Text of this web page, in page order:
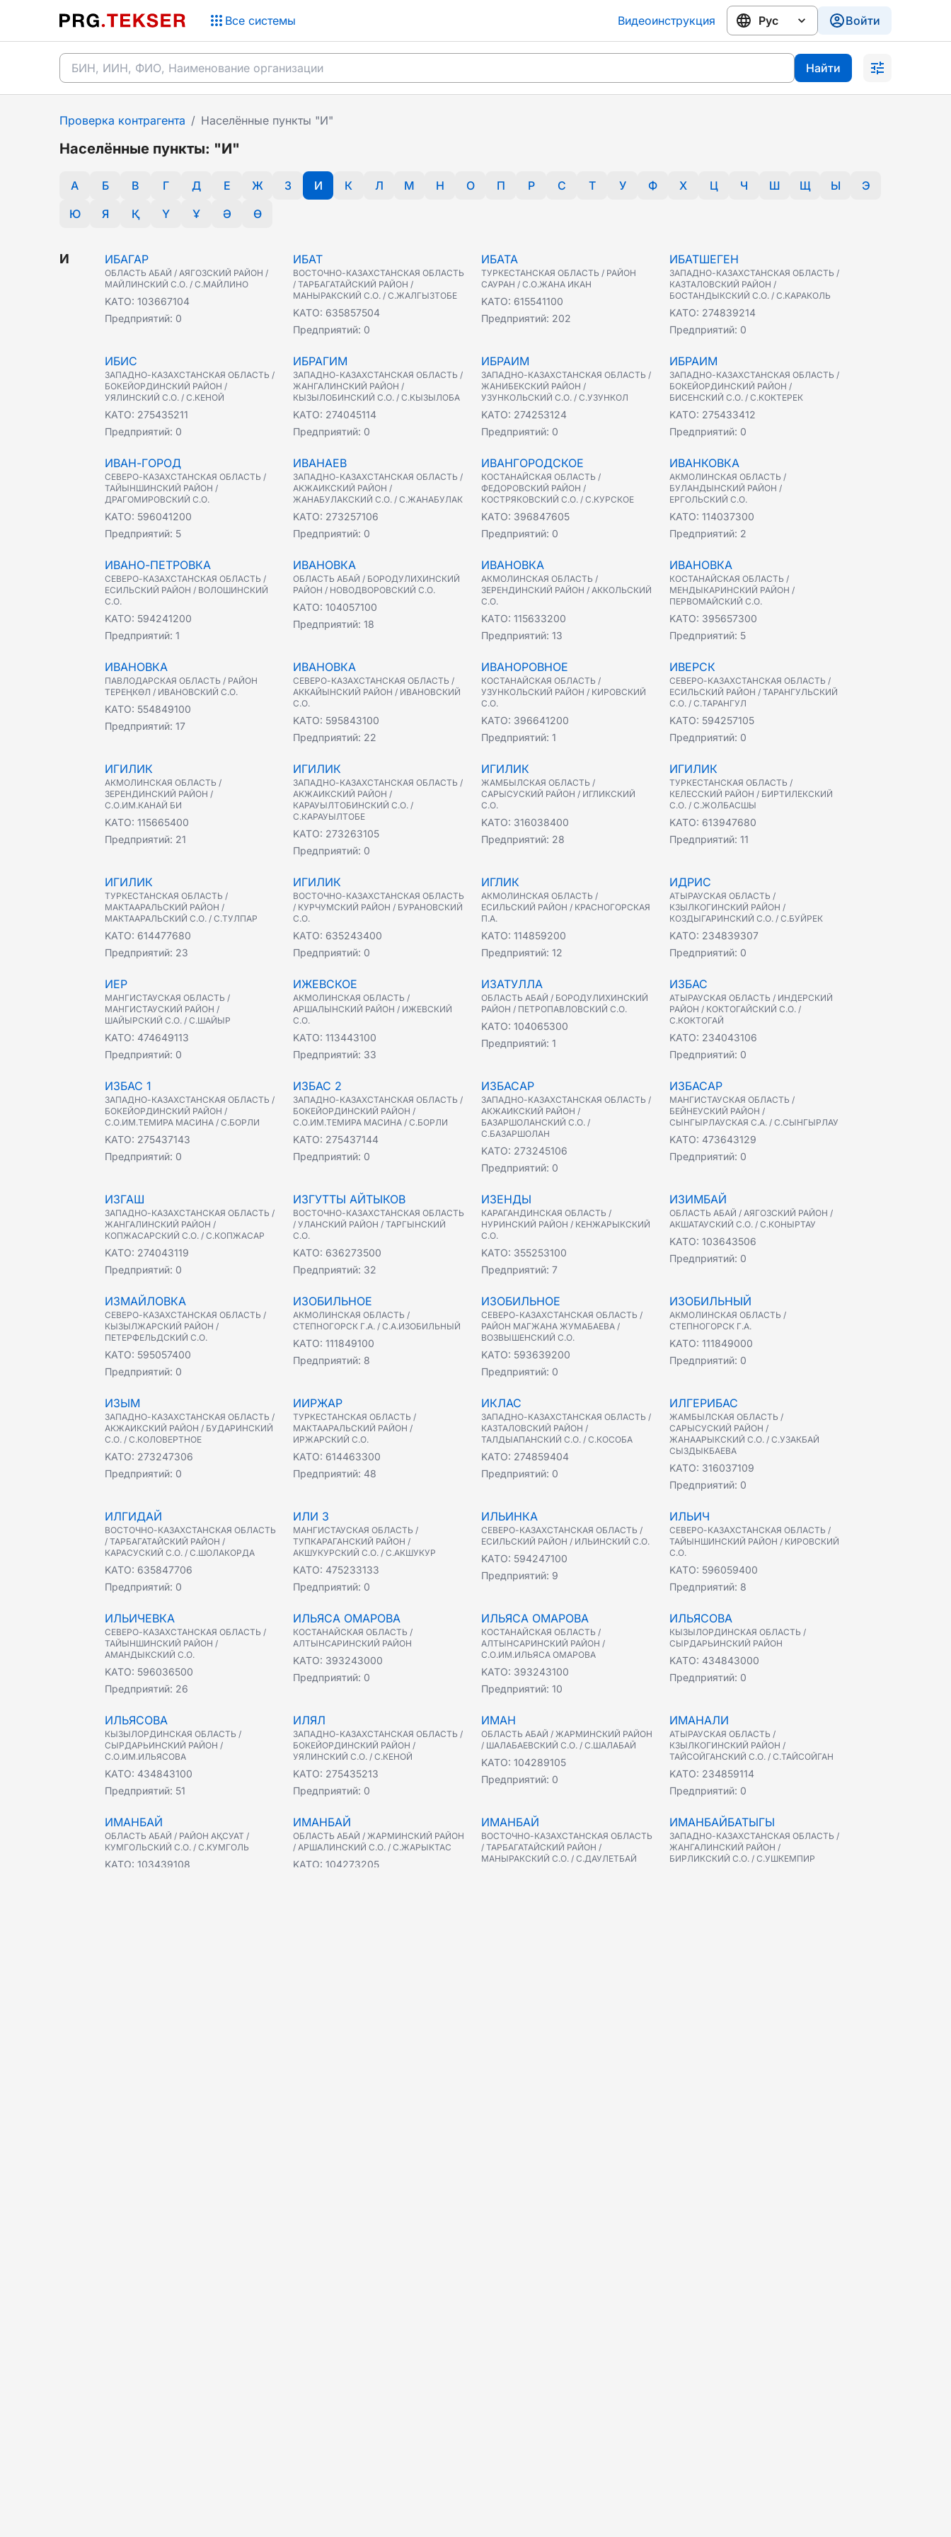
Все системы Видеоинструкция Войти
Найти
Проверка контрагента / Населённые пункты "И"
Населённые пункты: "И"
А Б В Г Д Е Ж З И К Л М Н О П Р С Т У Ф Х Ц Ч Ш Щ Ы
Э
Ю
Я Қ Ү Ұ Ә Ө
И ИБАГАР
ОБЛАСТЬ АБАЙ / АЯГОЗСКИЙ РАЙОН /
МАЙЛИНСКИЙ С.О. / С.МАЙЛИНО
KATO: 103667104
Предприятий: 0
ИБАТ
ВОСТОЧНО-КАЗАХСТАНСКАЯ ОБЛАСТЬ
/ ТАРБАГАТАЙСКИЙ РАЙОН /
МАНЫРАКСКИЙ С.О. / С.ЖАЛГЫЗТОБЕ
KATO: 635857504
Предприятий: 0
ИБАТА
ТУРКЕСТАНСКАЯ ОБЛАСТЬ / РАЙОН
САУРАН / С.О.ЖАНА ИКАН
KATO: 615541100
Предприятий: 202
ИБАТШЕГЕН
ЗАПАДНО-КАЗАХСТАНСКАЯ ОБЛАСТЬ /
КАЗТАЛОВСКИЙ РАЙОН /
БОСТАНДЫКСКИЙ С.О. / С.КАРАКОЛЬ
KATO: 274839214
Предприятий: 0
ИБИС
ЗАПАДНО-КАЗАХСТАНСКАЯ ОБЛАСТЬ /
БОКЕЙОРДИНСКИЙ РАЙОН /
УЯЛИНСКИЙ С.О. / С.КЕНОЙ
KATO: 275435211
Предприятий: 0
ИБРАГИМ
ЗАПАДНО-КАЗАХСТАНСКАЯ ОБЛАСТЬ /
ЖАНГАЛИНСКИЙ РАЙОН /
КЫЗЫЛОБИНСКИЙ С.О. / С.КЫЗЫЛОБА
KATO: 274045114
Предприятий: 0
ИБРАИМ
ЗАПАДНО-КАЗАХСТАНСКАЯ ОБЛАСТЬ /
ЖАНИБЕКСКИЙ РАЙОН /
УЗУНКОЛЬСКИЙ С.О. / С.УЗУНКОЛ
KATO: 274253124
Предприятий: 0
ИБРАИМ
ЗАПАДНО-КАЗАХСТАНСКАЯ ОБЛАСТЬ /
БОКЕЙОРДИНСКИЙ РАЙОН /
БИСЕНСКИЙ С.О. / С.КОКТЕРЕК
KATO: 275433412
Предприятий: 0
ИВАН-ГОРОД
СЕВЕРО-КАЗАХСТАНСКАЯ ОБЛАСТЬ /
ТАЙЫНШИНСКИЙ РАЙОН /
ДРАГОМИРОВСКИЙ С.О.
KATO: 596041200
Предприятий: 5
ИВАНАЕВ
ЗАПАДНО-КАЗАХСТАНСКАЯ ОБЛАСТЬ /
АКЖАИКСКИЙ РАЙОН /
ЖАНАБУЛАКСКИЙ С.О. / С.ЖАНАБУЛАК
KATO: 273257106
Предприятий: 0
ИВАНГОРОДСКОЕ
КОСТАНАЙСКАЯ ОБЛАСТЬ /
ФЕДОРОВСКИЙ РАЙОН /
КОСТРЯКОВСКИЙ С.О. / С.КУРСКОЕ
KATO: 396847605
Предприятий: 0
ИВАНКОВКА
АКМОЛИНСКАЯ ОБЛАСТЬ /
БУЛАНДЫНСКИЙ РАЙОН /
ЕРГОЛЬСКИЙ С.О.
KATO: 114037300
Предприятий: 2
ИВАНО-ПЕТРОВКА
СЕВЕРО-КАЗАХСТАНСКАЯ ОБЛАСТЬ /
ЕСИЛЬСКИЙ РАЙОН / ВОЛОШИНСКИЙ
С.О.
KATO: 594241200
Предприятий: 1
ИВАНОВКА
ОБЛАСТЬ АБАЙ / БОРОДУЛИХИНСКИЙ
РАЙОН / НОВОДВОРОВСКИЙ С.О.
KATO: 104057100
Предприятий: 18
ИВАНОВКА
АКМОЛИНСКАЯ ОБЛАСТЬ /
ЗЕРЕНДИНСКИЙ РАЙОН / АККОЛЬСКИЙ
С.О.
KATO: 115633200
Предприятий: 13
ИВАНОВКА
КОСТАНАЙСКАЯ ОБЛАСТЬ /
МЕНДЫКАРИНСКИЙ РАЙОН /
ПЕРВОМАЙСКИЙ С.О.
KATO: 395657300
Предприятий: 5
ИВАНОВКА
ПАВЛОДАРСКАЯ ОБЛАСТЬ / РАЙОН
ТЕРЕҢКӨЛ / ИВАНОВСКИЙ С.О.
KATO: 554849100
Предприятий: 17
ИВАНОВКА
СЕВЕРО-КАЗАХСТАНСКАЯ ОБЛАСТЬ /
АККАЙЫНСКИЙ РАЙОН / ИВАНОВСКИЙ
С.О.
KATO: 595843100
Предприятий: 22
ИВАНОРОВНОЕ
КОСТАНАЙСКАЯ ОБЛАСТЬ /
УЗУНКОЛЬСКИЙ РАЙОН / КИРОВСКИЙ
С.О.
KATO: 396641200
Предприятий: 1
ИВЕРСК
СЕВЕРО-КАЗАХСТАНСКАЯ ОБЛАСТЬ /
ЕСИЛЬСКИЙ РАЙОН / ТАРАНГУЛЬСКИЙ
С.О. / С.ТАРАНГУЛ
KATO: 594257105
Предприятий: 0
ИГИЛИК
АКМОЛИНСКАЯ ОБЛАСТЬ /
ЗЕРЕНДИНСКИЙ РАЙОН /
С.О.ИМ.КАНАЙ БИ
KATO: 115665400
Предприятий: 21
ИГИЛИК
ЗАПАДНО-КАЗАХСТАНСКАЯ ОБЛАСТЬ /
АКЖАИКСКИЙ РАЙОН /
КАРАУЫЛТОБИНСКИЙ С.О. /
С.КАРАУЫЛТОБЕ
KATO: 273263105
Предприятий: 0
ИГИЛИК
ЖАМБЫЛСКАЯ ОБЛАСТЬ /
САРЫСУСКИЙ РАЙОН / ИГЛИКСКИЙ
С.О.
KATO: 316038400
Предприятий: 28
ИГИЛИК
ТУРКЕСТАНСКАЯ ОБЛАСТЬ /
КЕЛЕССКИЙ РАЙОН / БИРТИЛЕКСКИЙ
С.О. / С.ЖОЛБАСШЫ
KATO: 613947680
Предприятий: 11
ИГИЛИК
ТУРКЕСТАНСКАЯ ОБЛАСТЬ /
МАКТААРАЛЬСКИЙ РАЙОН /
МАКТААРАЛЬСКИЙ С.О. / С.ТУЛПАР
KATO: 614477680
Предприятий: 23
ИГИЛИК
ВОСТОЧНО-КАЗАХСТАНСКАЯ ОБЛАСТЬ
/ КУРЧУМСКИЙ РАЙОН / БУРАНОВСКИЙ
С.О.
KATO: 635243400
Предприятий: 0
ИГЛИК
АКМОЛИНСКАЯ ОБЛАСТЬ /
ЕСИЛЬСКИЙ РАЙОН / КРАСНОГОРСКАЯ
П.А.
KATO: 114859200
Предприятий: 12
ИДРИС
АТЫРАУСКАЯ ОБЛАСТЬ /
КЗЫЛКОГИНСКИЙ РАЙОН /
КОЗДЫГАРИНСКИЙ С.О. / С.БУЙРЕК
KATO: 234839307
Предприятий: 0
ИЕР
МАНГИСТАУСКАЯ ОБЛАСТЬ /
МАНГИСТАУСКИЙ РАЙОН /
ШАЙЫРСКИЙ С.О. / С.ШАЙЫР
KATO: 474649113
Предприятий: 0
ИЖЕВСКОЕ
АКМОЛИНСКАЯ ОБЛАСТЬ /
АРШАЛЫНСКИЙ РАЙОН / ИЖЕВСКИЙ
С.О.
KATO: 113443100
Предприятий: 33
ИЗАТУЛЛА
ОБЛАСТЬ АБАЙ / БОРОДУЛИХИНСКИЙ
РАЙОН / ПЕТРОПАВЛОВСКИЙ С.О.
KATO: 104065300
Предприятий: 1
ИЗБАС
АТЫРАУСКАЯ ОБЛАСТЬ / ИНДЕРСКИЙ
РАЙОН / КОКТОГАЙСКИЙ С.О. /
С.КОКТОГАЙ
KATO: 234043106
Предприятий: 0
ИЗБАС 1
ЗАПАДНО-КАЗАХСТАНСКАЯ ОБЛАСТЬ /
БОКЕЙОРДИНСКИЙ РАЙОН /
С.О.ИМ.ТЕМИРА МАСИНА / С.БОРЛИ
KATO: 275437143
Предприятий: 0
ИЗБАС 2
ЗАПАДНО-КАЗАХСТАНСКАЯ ОБЛАСТЬ /
БОКЕЙОРДИНСКИЙ РАЙОН /
С.О.ИМ.ТЕМИРА МАСИНА / С.БОРЛИ
KATO: 275437144
Предприятий: 0
ИЗБАСАР
ЗАПАДНО-КАЗАХСТАНСКАЯ ОБЛАСТЬ /
АКЖАИКСКИЙ РАЙОН /
БАЗАРШОЛАНСКИЙ С.О. /
С.БАЗАРШОЛАН
KATO: 273245106
Предприятий: 0
ИЗБАСАР
МАНГИСТАУСКАЯ ОБЛАСТЬ /
БЕЙНЕУСКИЙ РАЙОН /
СЫНГЫРЛАУСКАЯ С.А. / С.СЫНГЫРЛАУ
KATO: 473643129
Предприятий: 0
ИЗГАШ
ЗАПАДНО-КАЗАХСТАНСКАЯ ОБЛАСТЬ /
ЖАНГАЛИНСКИЙ РАЙОН /
КОПЖАСАРСКИЙ С.О. / С.КОПЖАСАР
KATO: 274043119
Предприятий: 0
ИЗГУТТЫ АЙТЫКОВ
ВОСТОЧНО-КАЗАХСТАНСКАЯ ОБЛАСТЬ
/ УЛАНСКИЙ РАЙОН / ТАРГЫНСКИЙ
С.О.
KATO: 636273500
Предприятий: 32
ИЗЕНДЫ
КАРАГАНДИНСКАЯ ОБЛАСТЬ /
НУРИНСКИЙ РАЙОН / КЕНЖАРЫКСКИЙ
С.О.
KATO: 355253100
Предприятий: 7
ИЗИМБАЙ
ОБЛАСТЬ АБАЙ / АЯГОЗСКИЙ РАЙОН /
АКШАТАУСКИЙ С.О. / С.КОНЫРТАУ
KATO: 103643506
Предприятий: 0
ИЗМАЙЛОВКА
СЕВЕРО-КАЗАХСТАНСКАЯ ОБЛАСТЬ /
КЫЗЫЛЖАРСКИЙ РАЙОН /
ПЕТЕРФЕЛЬДСКИЙ С.О.
KATO: 595057400
Предприятий: 0
ИЗОБИЛЬНОЕ
АКМОЛИНСКАЯ ОБЛАСТЬ /
СТЕПНОГОРСК Г.А. / С.А.ИЗОБИЛЬНЫЙ
KATO: 111849100
Предприятий: 8
ИЗОБИЛЬНОЕ
СЕВЕРО-КАЗАХСТАНСКАЯ ОБЛАСТЬ /
РАЙОН МАГЖАНА ЖУМАБАЕВА /
ВОЗВЫШЕНСКИЙ С.О.
KATO: 593639200
Предприятий: 0
ИЗОБИЛЬНЫЙ
АКМОЛИНСКАЯ ОБЛАСТЬ /
СТЕПНОГОРСК Г.А.
KATO: 111849000
Предприятий: 0
ИЗЫМ
ЗАПАДНО-КАЗАХСТАНСКАЯ ОБЛАСТЬ /
АКЖАИКСКИЙ РАЙОН / БУДАРИНСКИЙ
С.О. / С.КОЛОВЕРТНОЕ
KATO: 273247306
Предприятий: 0
ИИРЖАР
ТУРКЕСТАНСКАЯ ОБЛАСТЬ /
МАКТААРАЛЬСКИЙ РАЙОН /
ИРЖАРСКИЙ С.О.
KATO: 614463300
Предприятий: 48
ИКЛАС
ЗАПАДНО-КАЗАХСТАНСКАЯ ОБЛАСТЬ /
КАЗТАЛОВСКИЙ РАЙОН /
ТАЛДЫАПАНСКИЙ С.О. / С.КОСОБА
KATO: 274859404
Предприятий: 0
ИЛГЕРИБАС
ЖАМБЫЛСКАЯ ОБЛАСТЬ /
САРЫСУСКИЙ РАЙОН /
ЖАНААРЫКСКИЙ С.О. / С.УЗАКБАЙ
СЫЗДЫКБАЕВА
KATO: 316037109
Предприятий: 0
ИЛГИДАЙ
ВОСТОЧНО-КАЗАХСТАНСКАЯ ОБЛАСТЬ
/ ТАРБАГАТАЙСКИЙ РАЙОН /
КАРАСУСКИЙ С.О. / С.ШОЛАКОРДА
KATO: 635847706
Предприятий: 0
ИЛИ 3
МАНГИСТАУСКАЯ ОБЛАСТЬ /
ТУПКАРАГАНСКИЙ РАЙОН /
АКШУКУРСКИЙ С.О. / С.АКШУКУР
KATO: 475233133
Предприятий: 0
ИЛЬИНКА
СЕВЕРО-КАЗАХСТАНСКАЯ ОБЛАСТЬ /
ЕСИЛЬСКИЙ РАЙОН / ИЛЬИНСКИЙ С.О.
KATO: 594247100
Предприятий: 9
ИЛЬИЧ
СЕВЕРО-КАЗАХСТАНСКАЯ ОБЛАСТЬ /
ТАЙЫНШИНСКИЙ РАЙОН / КИРОВСКИЙ
С.О.
KATO: 596059400
Предприятий: 8
ИЛЬИЧЕВКА
СЕВЕРО-КАЗАХСТАНСКАЯ ОБЛАСТЬ /
ТАЙЫНШИНСКИЙ РАЙОН /
АМАНДЫКСКИЙ С.О.
KATO: 596036500
Предприятий: 26
ИЛЬЯСА ОМАРОВА
КОСТАНАЙСКАЯ ОБЛАСТЬ /
АЛТЫНСАРИНСКИЙ РАЙОН
KATO: 393243000
Предприятий: 0
ИЛЬЯСА ОМАРОВА
КОСТАНАЙСКАЯ ОБЛАСТЬ /
АЛТЫНСАРИНСКИЙ РАЙОН /
С.О.ИМ.ИЛЬЯСА ОМАРОВА
KATO: 393243100
Предприятий: 10
ИЛЬЯСОВА
КЫЗЫЛОРДИНСКАЯ ОБЛАСТЬ /
СЫРДАРЬИНСКИЙ РАЙОН
KATO: 434843000
Предприятий: 0
ИЛЬЯСОВА
КЫЗЫЛОРДИНСКАЯ ОБЛАСТЬ /
СЫРДАРЬИНСКИЙ РАЙОН /
С.О.ИМ.ИЛЬЯСОВА
KATO: 434843100
Предприятий: 51
ИЛЯЛ
ЗАПАДНО-КАЗАХСТАНСКАЯ ОБЛАСТЬ /
БОКЕЙОРДИНСКИЙ РАЙОН /
УЯЛИНСКИЙ С.О. / С.КЕНОЙ
KATO: 275435213
Предприятий: 0
ИМАН
ОБЛАСТЬ АБАЙ / ЖАРМИНСКИЙ РАЙОН
/ ШАЛАБАЕВСКИЙ С.О. / С.ШАЛАБАЙ
KATO: 104289105
Предприятий: 0
ИМАНАЛИ
АТЫРАУСКАЯ ОБЛАСТЬ /
КЗЫЛКОГИНСКИЙ РАЙОН /
ТАЙСОЙГАНСКИЙ С.О. / С.ТАЙСОЙГАН
KATO: 234859114
Предприятий: 0
ИМАНБАЙ
ОБЛАСТЬ АБАЙ / РАЙОН АҚСУАТ /
КУМГОЛЬСКИЙ С.О. / С.КУМГОЛЬ
KATO: 103439108
ИМАНБАЙ
ОБЛАСТЬ АБАЙ / ЖАРМИНСКИЙ РАЙОН
/ АРШАЛИНСКИЙ С.О. / С.ЖАРЫКТАС
KATO: 104273205
ИМАНБАЙ
ВОСТОЧНО-КАЗАХСТАНСКАЯ ОБЛАСТЬ
/ ТАРБАГАТАЙСКИЙ РАЙОН /
МАНЫРАКСКИЙ С.О. / С.ДАУЛЕТБАЙ
ИМАНБАЙБАТЫГЫ
ЗАПАДНО-КАЗАХСТАНСКАЯ ОБЛАСТЬ /
ЖАНГАЛИНСКИЙ РАЙОН /
БИРЛИКСКИЙ С.О. / С.УШКЕМПИР